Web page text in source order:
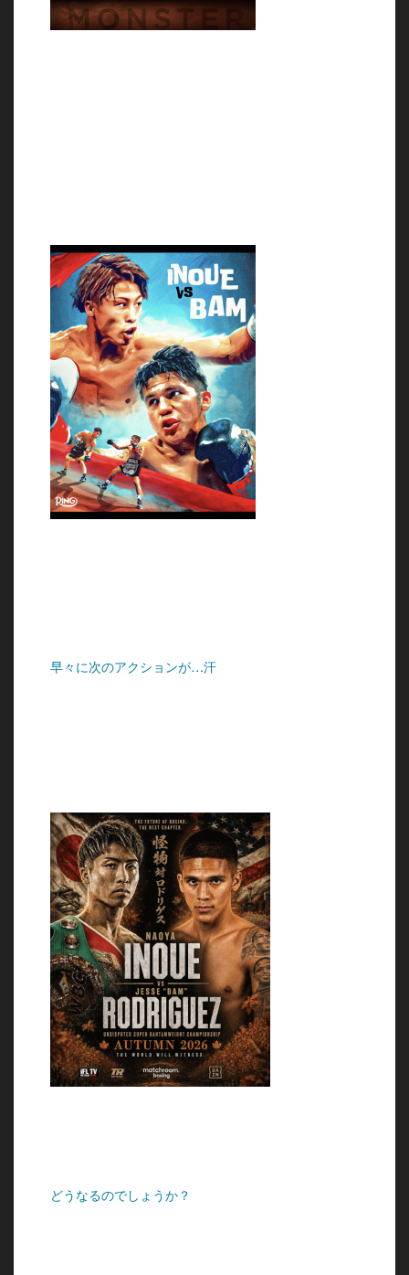
早々に次のアクションが…汗
どうなるのでしょうか？